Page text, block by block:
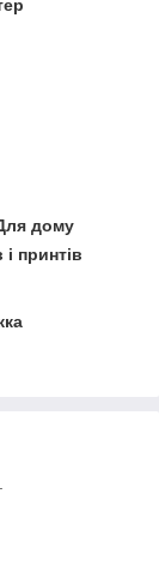
дому
і принтів